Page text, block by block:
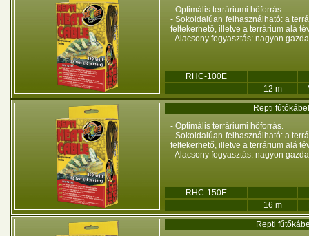
- Optimális terráriumi hőforrás.
- Sokoldalúan felhasználható: a
feltekerhető, illetve a terrárium alá
- Alacsony fogyasztás: nagyon
RHC-100E
12 m
Repti
- Optimális terráriumi hőforrás.
- Sokoldalúan felhasználható: a
feltekerhető, illetve a terrárium alá
- Alacsony fogyasztás: nagyon
RHC-150E
16 m
Repti